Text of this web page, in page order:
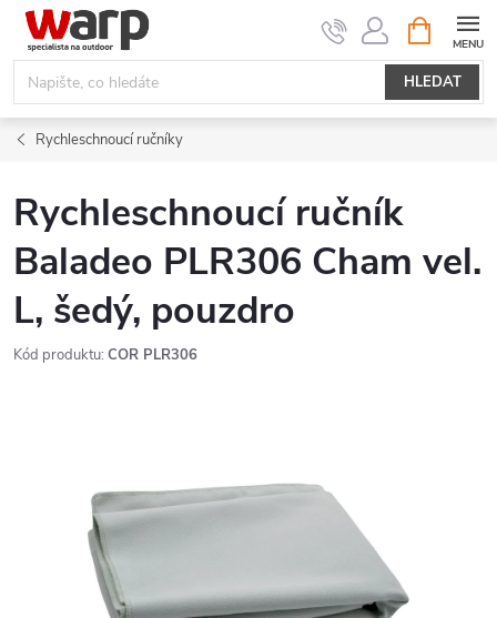
Přejít
obsah
HLEDAT
NÁKUPNÍ
KOŠÍK
Rychleschnoucí ručníky
Rychleschnoucí ručník
Baladeo PLR306 Cham vel.
L, šedý, pouzdro
Kód produktu: COR PLR306